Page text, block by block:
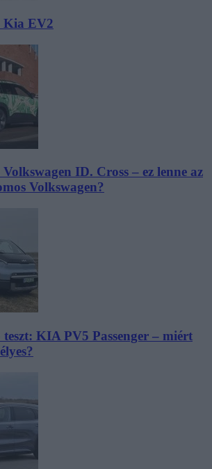
Kia EV2
ID. Cross – ez lenne az
Volkswagen?
KIA PV5 Passenger – miért